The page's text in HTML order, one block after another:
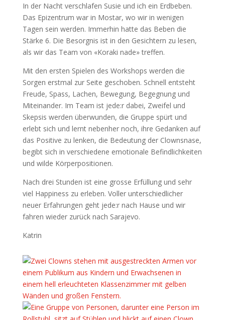
In der Nacht verschlafen Susie und ich ein Erdbeben.
Das Epizentrum war in Mostar, wo wir in wenigen
Tagen sein werden. Immerhin hatte das Beben die
Stärke 6. Die Besorgnis ist in den Gesichtern zu lesen,
als wir das Team von «Koraki nade» treffen.
Mit den ersten Spielen des Workshops werden die
Sorgen erstmal zur Seite geschoben. Schnell entsteht
Freude, Spass, Lachen, Bewegung, Begegnung und
Miteinander. Im Team ist jede:r dabei, Zweifel und
Skepsis werden überwunden, die Gruppe spürt und
erlebt sich und lernt nebenher noch, ihre Gedanken auf
das Positive zu lenken, die Bedeutung der Clownsnase,
begibt sich in verschiedene emotionale Befindlichkeiten
und wilde Körperpositionen.
Nach drei Stunden ist eine grosse Erfüllung und sehr
viel Happiness zu erleben. Voller unterschiedlicher
neuer Erfahrungen geht jede:r nach Hause und wir
fahren wieder zurück nach Sarajevo.
Katrin